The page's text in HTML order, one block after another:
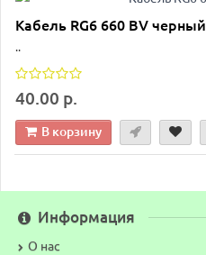
Кабель RG6 660 BV черный
..
40.00 р.
В корзину
Информация
О нас